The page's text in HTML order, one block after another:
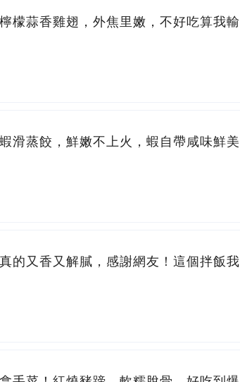
檬蒜香雞翅，外焦里嫩，不好吃算我輸
滑蒸餃，鮮嫩不上火，蝦自帶咸味鮮
的又香又解膩，感謝網友！這個拌飯